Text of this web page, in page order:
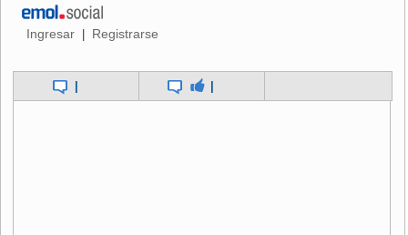
Ingresar Registrarse